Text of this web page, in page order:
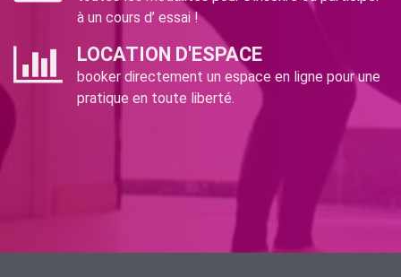
à un cours d’ essai !
LOCATION D'ESPACE
booker directement un espace en ligne pour une
pratique en toute liberté.